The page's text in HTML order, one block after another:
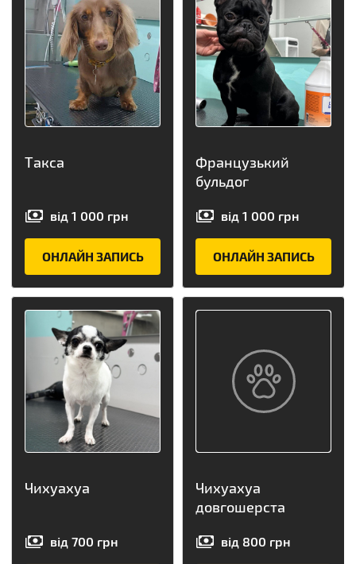
Такса
від 1 000 грн
ОНЛАЙН ЗАПИСЬ
Французький
бульдог
від 1 000 грн
ОНЛАЙН ЗАПИСЬ
Чихуахуа
від 700 грн
Чихуахуа
довгошерста
від 800 грн